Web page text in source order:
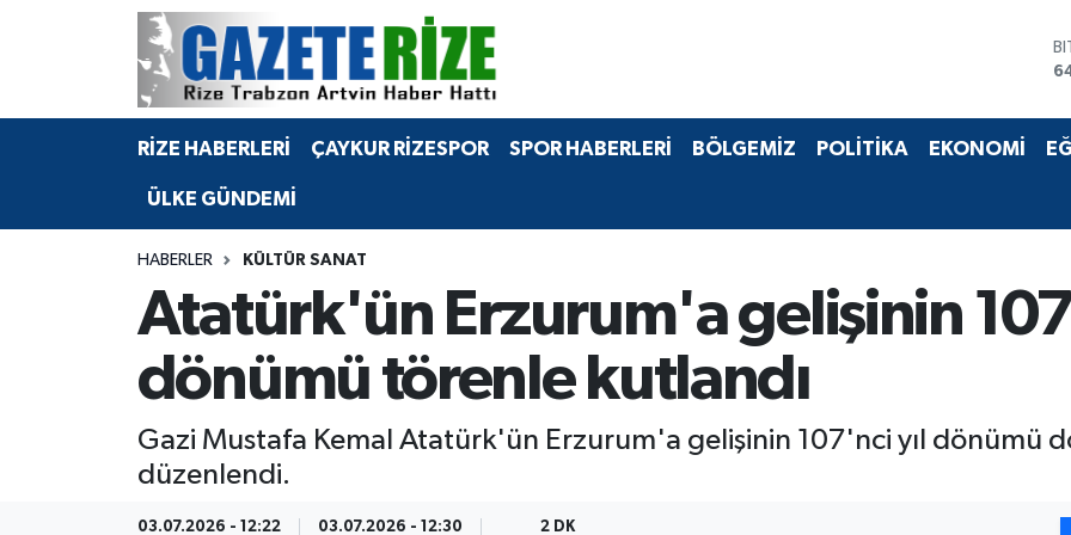
RİZE HABERLERİ ÇAYKUR RİZESPOR SPOR HABERLERİ BÖLGEMİZ POLİTİKA EKONOMİ
ÜLKE GÜNDEMİ
HABERLER KÜLTÜR SANAT
Atatürk'ün Erzurum'a gelişinin
dönümü törenle kutlandı
Gazi Mustafa Kemal Atatürk'ün Erzurum'a gelişinin 107'nci yıl dönümü
düzenlendi.
03.07.2026 - 12:22 03.07.2026 - 12:30 2 DK
BÖLGEMİZ
Bilim Teknoloji
Advertising news
Canlı Maç
Merkez Nöbetçi Eczaneler
Merkez Hava Durumu
Merkez Trafik Yoğunluk Haritası
Tüm Manşetler
Son Dakika Haberleri
Haber Arşivi